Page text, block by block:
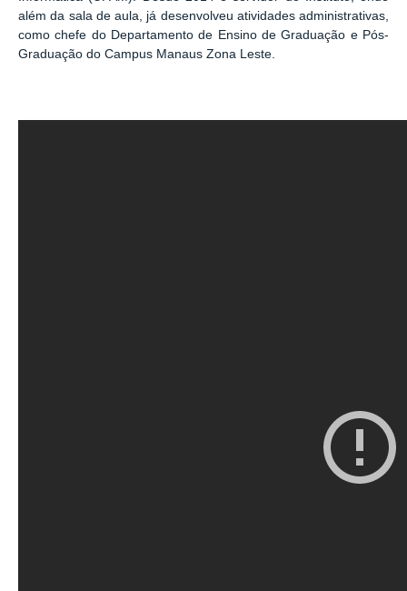
além da sala de aula, já desenvolveu atividades administrativas,
como chefe do Departamento de Ensino de Graduação e Pós-
Graduação do Campus Manaus Zona Leste.